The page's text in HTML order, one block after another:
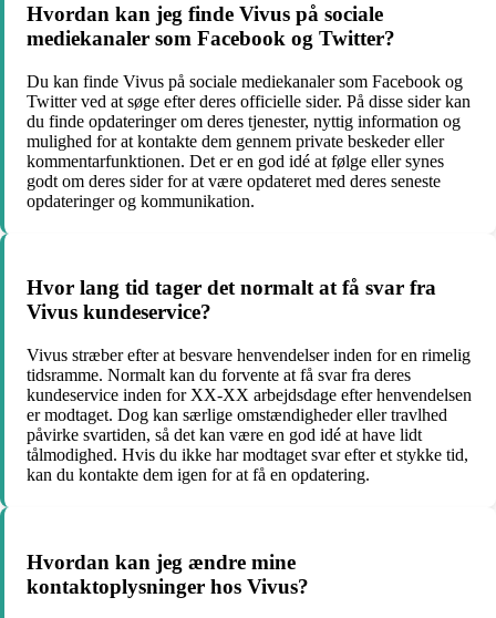
Hvordan kan jeg finde Vivus på sociale
mediekanaler som Facebook og Twitter?
Du kan finde Vivus på sociale mediekanaler som Facebook og
Twitter ved at søge efter deres officielle sider. På disse sider kan
du finde opdateringer om deres tjenester, nyttig information og
mulighed for at kontakte dem gennem private beskeder eller
kommentarfunktionen. Det er en god idé at følge eller synes
godt om deres sider for at være opdateret med deres seneste
opdateringer og kommunikation.
Hvor lang tid tager det normalt at få svar fra
Vivus kundeservice?
Vivus stræber efter at besvare henvendelser inden for en rimelig
tidsramme. Normalt kan du forvente at få svar fra deres
kundeservice inden for XX-XX arbejdsdage efter henvendelsen
er modtaget. Dog kan særlige omstændigheder eller travlhed
påvirke svartiden, så det kan være en god idé at have lidt
tålmodighed. Hvis du ikke har modtaget svar efter et stykke tid,
kan du kontakte dem igen for at få en opdatering.
Hvordan kan jeg ændre mine
kontaktoplysninger hos Vivus?